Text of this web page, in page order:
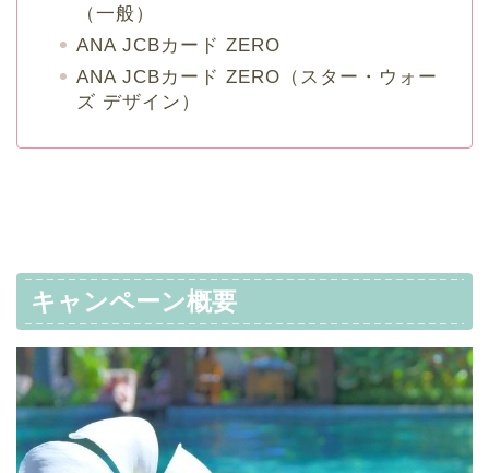
（一般）
ANA JCBカード ZERO
ANA JCBカード ZERO（スター・ウォー
ズ デザイン）
キャンペーン概要